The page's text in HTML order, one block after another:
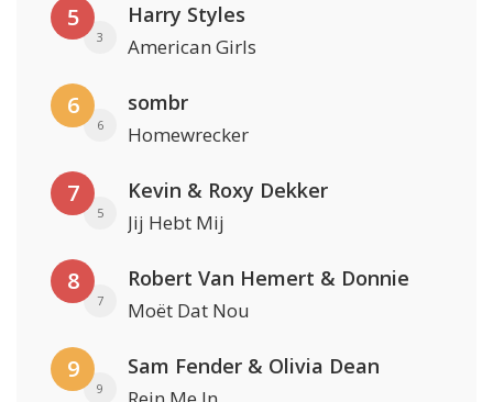
5
3
Harry Styles
American Girls
6
6
sombr
Homewrecker
7
5
Kevin & Roxy Dekker
Jij Hebt Mij
8
7
Robert Van Hemert & Donnie
Moët Dat Nou
9
9
Sam Fender & Olivia Dean